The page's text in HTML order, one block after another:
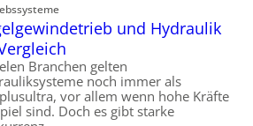
r
t
U
m
s
a
t
r
A
r
b
e
i
t
und Hydraulik
Branchen gelten
noch immer als
vor allem wenn hohe Kräfte
sind. Doch es gibt starke